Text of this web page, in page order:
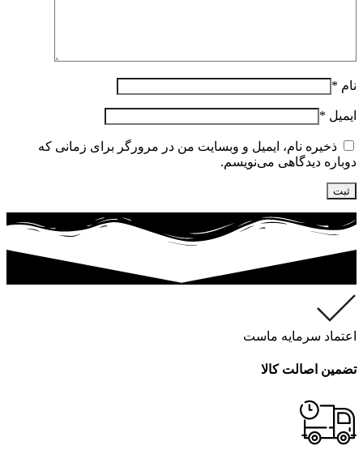
نام *
ایمیل *
ذخیره نام، ایمیل و وبسایت من در مرورگر برای زمانی که
دوباره دیدگاهی می‌نویسم.
اعتماد سرمایه ماست
تضمین اصالت کالا